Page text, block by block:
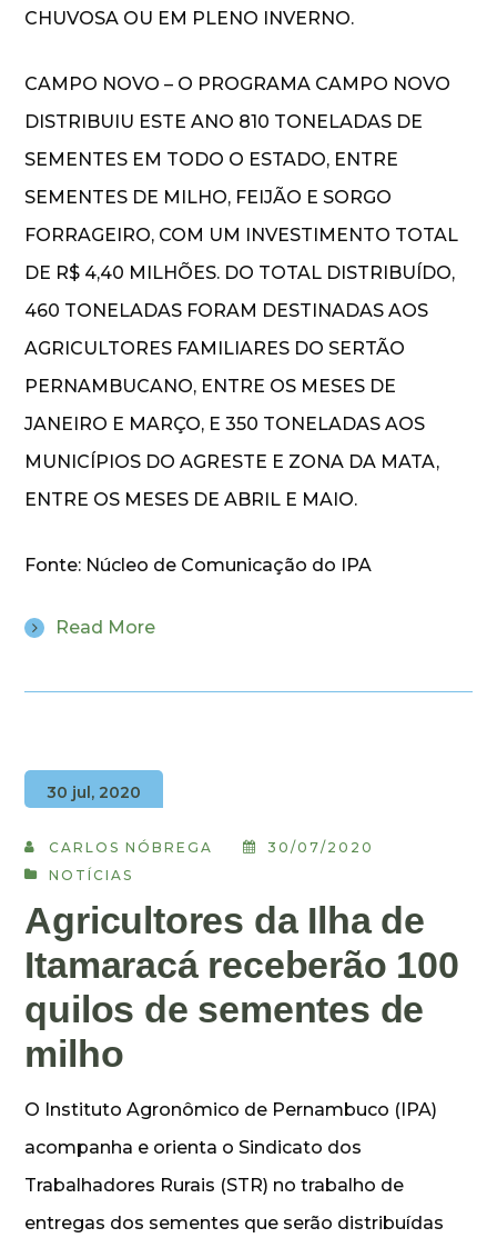
CHUVOSA OU EM PLENO INVERNO.
CAMPO NOVO – O PROGRAMA CAMPO NOVO
DISTRIBUIU ESTE ANO 810 TONELADAS DE
SEMENTES EM TODO O ESTADO, ENTRE
SEMENTES DE MILHO, FEIJÃO E SORGO
FORRAGEIRO, COM UM INVESTIMENTO TOTAL
DE R$ 4,40 MILHÕES. DO TOTAL DISTRIBUÍDO,
460 TONELADAS FORAM DESTINADAS AOS
AGRICULTORES FAMILIARES DO SERTÃO
PERNAMBUCANO, ENTRE OS MESES DE
JANEIRO E MARÇO, E 350 TONELADAS AOS
MUNICÍPIOS DO AGRESTE E ZONA DA MATA,
ENTRE OS MESES DE ABRIL E MAIO.
Fonte: Núcleo de Comunicação do IPA
Read More
30 jul, 2020
CARLOS NÓBREGA
30/07/2020
NOTÍCIAS
Agricultores da Ilha de
Itamaracá receberão 100
quilos de sementes de
milho
O Instituto Agronômico de Pernambuco (IPA)
acompanha e orienta o Sindicato dos
Trabalhadores Rurais (STR) no trabalho de
entregas dos sementes que serão distribuídas